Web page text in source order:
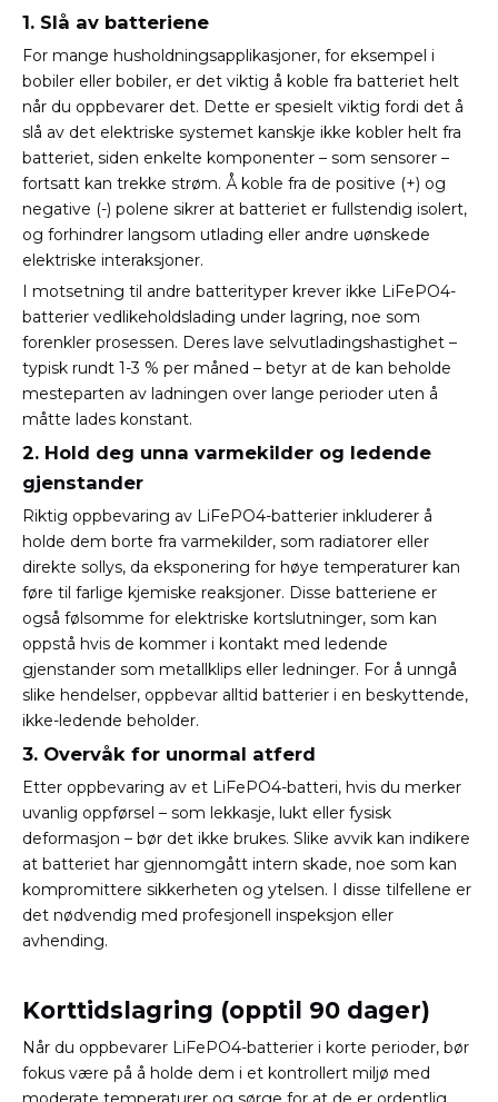
1. Slå av batteriene
For mange husholdningsapplikasjoner, for eksempel i
bobiler eller bobiler, er det viktig å koble fra batteriet helt
når du oppbevarer det. Dette er spesielt viktig fordi det å
slå av det elektriske systemet kanskje ikke kobler helt fra
batteriet, siden enkelte komponenter – som sensorer –
fortsatt kan trekke strøm. Å koble fra de positive (+) og
negative (-) polene sikrer at batteriet er fullstendig isolert,
og forhindrer langsom utlading eller andre uønskede
elektriske interaksjoner.
I motsetning til andre batterityper krever ikke LiFePO4-
batterier vedlikeholdslading under lagring, noe som
forenkler prosessen. Deres lave selvutladingshastighet –
typisk rundt 1-3 % per måned – betyr at de kan beholde
mesteparten av ladningen over lange perioder uten å
måtte lades konstant.
2. Hold deg unna varmekilder og ledende
gjenstander
Riktig oppbevaring av LiFePO4-batterier inkluderer å
holde dem borte fra varmekilder, som radiatorer eller
direkte sollys, da eksponering for høye temperaturer kan
føre til farlige kjemiske reaksjoner. Disse batteriene er
også følsomme for elektriske kortslutninger, som kan
oppstå hvis de kommer i kontakt med ledende
gjenstander som metallklips eller ledninger. For å unngå
slike hendelser, oppbevar alltid batterier i en beskyttende,
ikke-ledende beholder.
3. Overvåk for unormal atferd
Etter oppbevaring av et LiFePO4-batteri, hvis du merker
uvanlig oppførsel – som lekkasje, lukt eller fysisk
deformasjon – bør det ikke brukes. Slike avvik kan indikere
at batteriet har gjennomgått intern skade, noe som kan
kompromittere sikkerheten og ytelsen. I disse tilfellene er
det nødvendig med profesjonell inspeksjon eller
avhending.
Korttidslagring (opptil 90 dager)
Når du oppbevarer LiFePO4-batterier i korte perioder, bør
fokus være på å holde dem i et kontrollert miljø med